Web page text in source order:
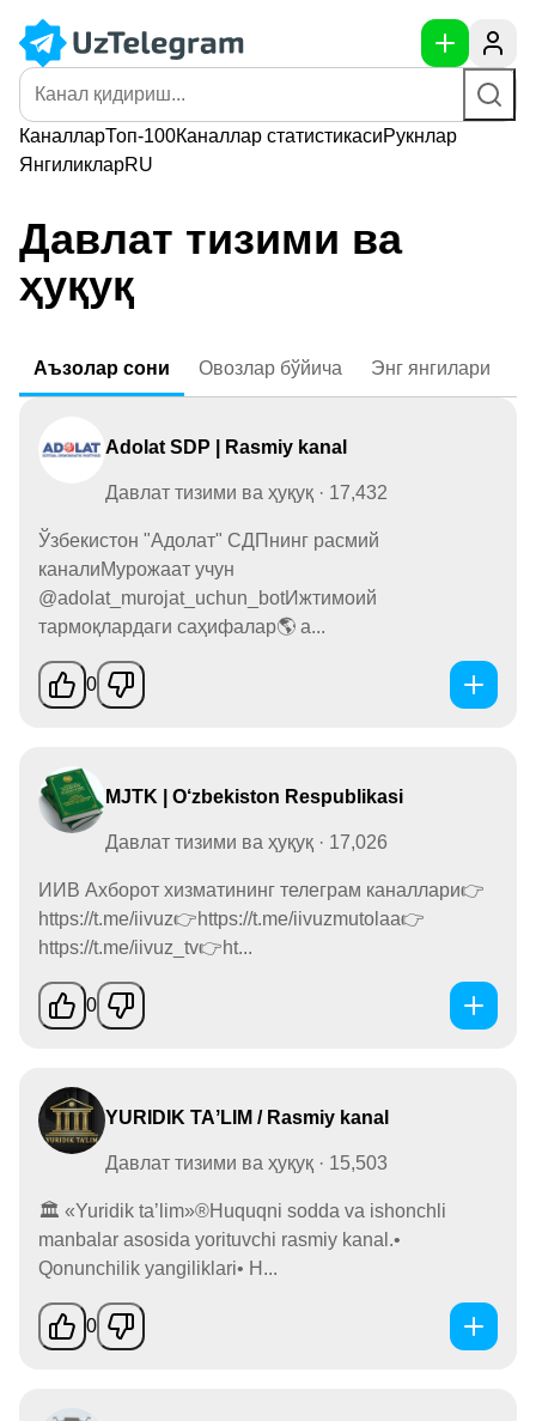
КаналларТоп-100Каналлар статистикасиРукнлар
ЯнгиликларRU
Давлат тизими ва
ҳуқуқ
Аъзолар сони Овозлар бўйича Энг янгилари
Adolat SDP | Rasmiy kanal
Давлат тизими ва ҳуқуқ · 17,432
Ўзбекистон "Адолат" СДПнинг расмий
каналиМурожаат учун
@adolat_murojat_uchun_botИжтимоий
тармоқлардаги саҳифалар🌎 a...
0
MJTK | O‘zbekiston Respublikasi
Давлат тизими ва ҳуқуқ · 17,026
ИИВ Ахборот хизматининг телеграм каналлари👉
https://t.me/iivuz👉https://t.me/iivuzmutolaa👉
https://t.me/iivuz_tv👉ht...
0
YURIDIK TAʼLIM / Rasmiy kanal
Давлат тизими ва ҳуқуқ · 15,503
🏛️ «Yuridik taʼlim»®Huquqni sodda va ishonchli
manbalar asosida yorituvchi rasmiy kanal.•
Qonunchilik yangiliklari• H...
0